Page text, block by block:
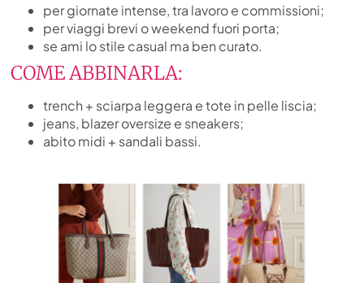
per giornate intense, tra lavoro e commissioni;
per viaggi brevi o weekend fuori porta;
se ami lo stile casual ma ben curato.
COME ABBINARLA:
trench + sciarpa leggera e tote in pelle liscia;
jeans, blazer oversize e sneakers;
abito midi + sandali bassi.